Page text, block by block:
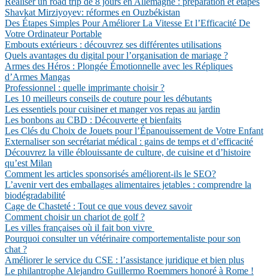
Shavkat Mirziyoyev: réformes en Ouzbékistan
Des Étapes Simples Pour Améliorer La Vitesse Et l’Efficacité De
Votre Ordinateur Portable
Embouts extérieurs : découvrez ses différentes utilisations
Quels avantages du digital pour l’organisation de mariage ?
Armes des Héros : Plongée Émotionnelle avec les Répliques
d’Armes Mangas
Professionnel : quelle imprimante choisir ?
Les 10 meilleurs conseils de couture pour les débutants
Les essentiels pour cuisiner et manger vos repas au jardin
Les bonbons au CBD : Découverte et bienfaits
Les Clés du Choix de Jouets pour l’Épanouissement de Votre Enfant
Externaliser son secrétariat médical : gains de temps et d’efficacité
Découvrez la ville éblouissante de culture, de cuisine et d’histoire
qu’est Milan
Comment les articles sponsorisés améliorent-ils le SEO?
L’avenir vert des emballages alimentaires jetables : comprendre la
biodégradabilité
Cage de Chasteté : Tout ce que vous devez savoir
Comment choisir un chariot de golf ?
Les villes françaises où il fait bon vivre
Pourquoi consulter un vétérinaire comportementaliste pour son
chat ?
Améliorer le service du CSE : l’assistance juridique et bien plus
Le philantrophe Alejandro Guillermo Roemmers honoré à Rome !